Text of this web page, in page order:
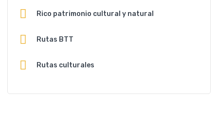
Rico patrimonio cultural y natural
Rutas BTT
Rutas culturales